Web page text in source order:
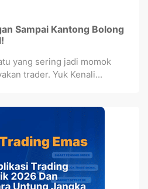
Sampai Kantong Bolong
yang sering jadi momok
trader. Yuk Kenali...